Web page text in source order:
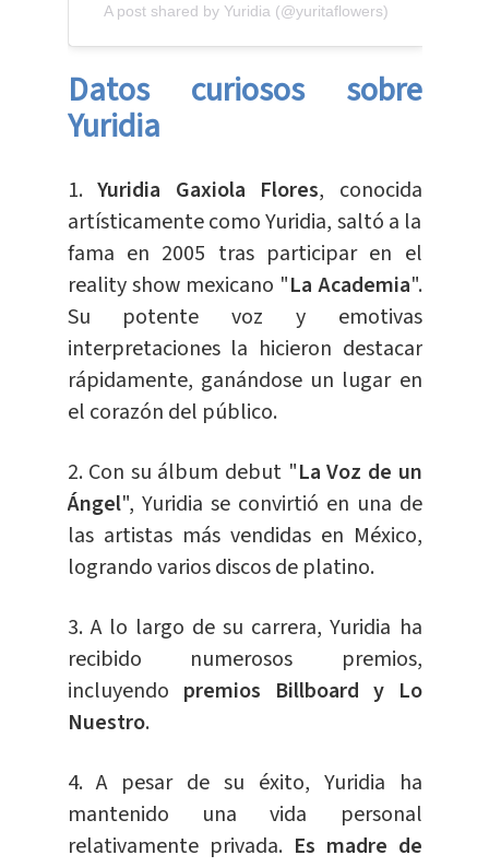
A post shared by Yuridia (@yuritaflowers)
Datos curiosos sobre
Yuridia
1. Yuridia Gaxiola Flores, conocida
artísticamente como Yuridia, saltó a la
fama en 2005 tras participar en el
reality show mexicano "La Academia".
Su potente voz y emotivas
interpretaciones la hicieron destacar
rápidamente, ganándose un lugar en
el corazón del público.
2. Con su álbum debut "La Voz de un
Ángel", Yuridia se convirtió en una de
las artistas más vendidas en México,
logrando varios discos de platino.
3. A lo largo de su carrera, Yuridia ha
recibido numerosos premios,
incluyendo premios Billboard y Lo
Nuestro.
4. A pesar de su éxito, Yuridia ha
mantenido una vida personal
relativamente privada. Es madre de